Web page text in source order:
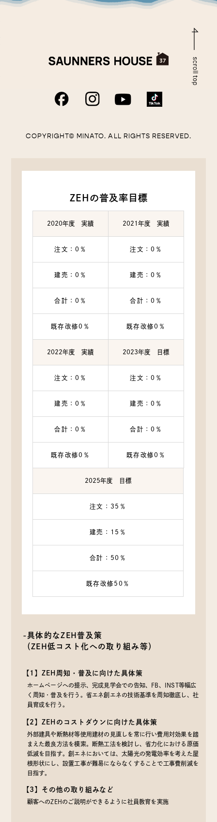
COPYRIGHT© MINATO. ALL RIGHTS RESERVED.
ZEHの普及率目標
2020年度 実績 2021年度 実績
注文：0％ 注文：0％
建売：0％ 建売：0％
合計：0％ 合計：0％
既存改修0％ 既存改修0％
2022年度 実績 2023年度 目標
注文：0％ 注文：0％
建売：0％ 建売：0％
合計：0％ 合計：0％
既存改修0％ 既存改修0％
2025年度 目標
注文：35％
建売：15％
合計：50％
既存改修50％
-具体的なZEH普及策
（ZEH低コスト化への取り組み等）
【1】ZEH周知・普及に向けた具体策
ホームページへの提示、完成見学会での告知、FB、INST等幅広
く周知・普及を行う。省エネ創エネの技術基準を周知徹底し、社
員育成を行う。
【2】ZEHのコストダウンに向けた具体策
外部建具や断熱材等使用建材の見直しを常に行い費用対効果を踏
まえた最良方法を模索。断熱工法を検討し、省力化における原価
低減を目指す。創エネにおいては、太陽光の発電効率を考えた屋
根形状にし、設置工事が難易にならなくすることで工事費削減を
目指す。
【3】その他の取り組みなど
顧客へのZEHのご説明ができるように社員教育を実施